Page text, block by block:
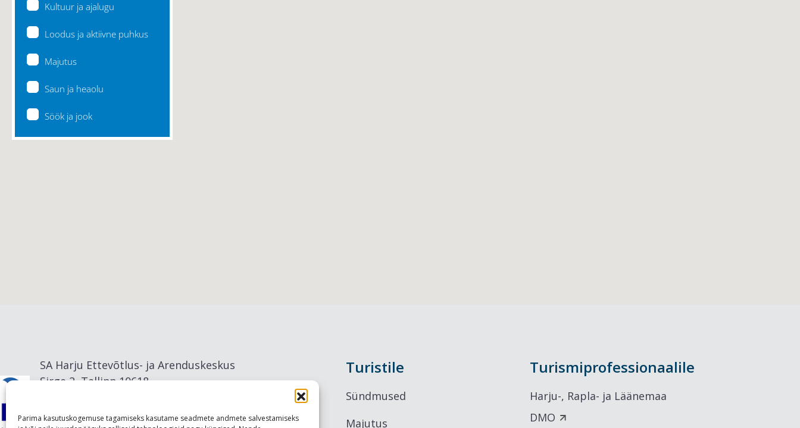
Parima kasutuskogemuse tagamiseks kasutame seadmete andmete salvestamiseks
Kultuur ja ajalugu
Loodus ja aktiivne puhkus
Majutus
Saun ja heaolu
Söök ja jook
SA Harju Ettevõtlus- ja Arenduskeskus
Sirge 2, Tallinn 10618
Turistile
Sündmused
Majutus
Turismiprofessionaalile
Harju-, Rapla- ja Läänemaa
DMO